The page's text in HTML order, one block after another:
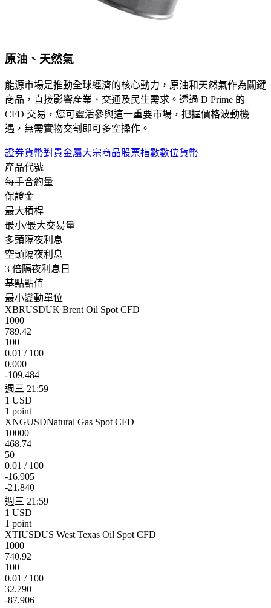
原油、天然氣
能源市場是推動全球經濟的核心動力，原油和天然氣作為關鍵
商品，直接影響產業、交通及民生需求。透過 D Prime 的
CFD 交易，您可靈活參與這一重要市場，把握價格波動機
遇，無需實物交割即可多空操作。
證券貨幣對貴金屬大宗商品股票指數數位貨幣
產品代號
每手合約量
保證金
最大槓桿
最小/最大交易量
多頭隔夜利息
空頭隔夜利息
3 倍隔夜利息日
基點點值
最小變動單位
XBRUSDUK Brent Oil Spot CFD
1000
789.42
100
0.01 / 100
0.000
-109.484
週三 21:59
1 USD
1 point
XNGUSDNatural Gas Spot CFD
10000
468.74
50
0.01 / 100
-16.905
-21.840
週三 21:59
1 USD
1 point
XTIUSDUS West Texas Oil Spot CFD
1000
740.92
100
0.01 / 100
32.790
-87.906